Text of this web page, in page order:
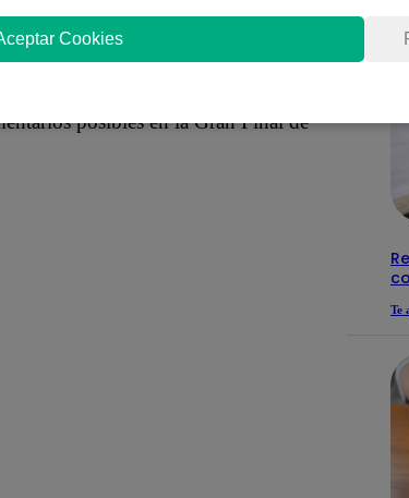
de Súper Kids.
a los integrantes del jurado.
posibles en la Gran Final de
Te
Cookies